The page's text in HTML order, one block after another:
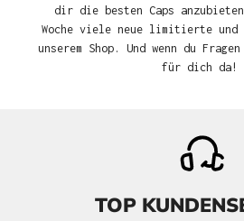
dir die besten Caps
Woche viele neue limitierte
unserem Shop. Und wenn du
für dich da!
TOP